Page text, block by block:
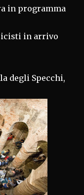
in programma
in arrivo
degli Specchi,